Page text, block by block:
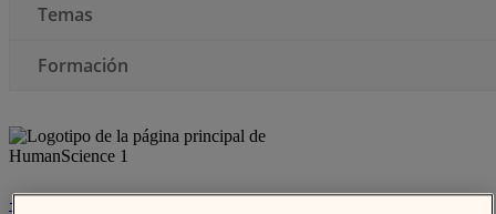
Temas
Formación
+81-3--5321-3111